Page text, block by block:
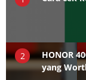
2
HONOR
yang